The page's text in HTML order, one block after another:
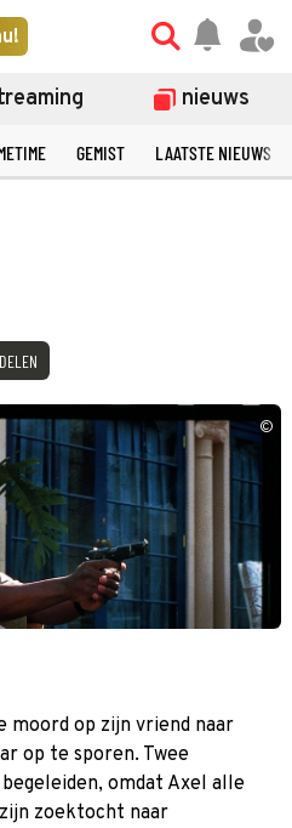
nieuws
GEMIST LAATSTE NIEUWS
DELEN
©
moord op zijn vriend naar
op te sporen. Twee
omdat Axel alle
zoektocht naar